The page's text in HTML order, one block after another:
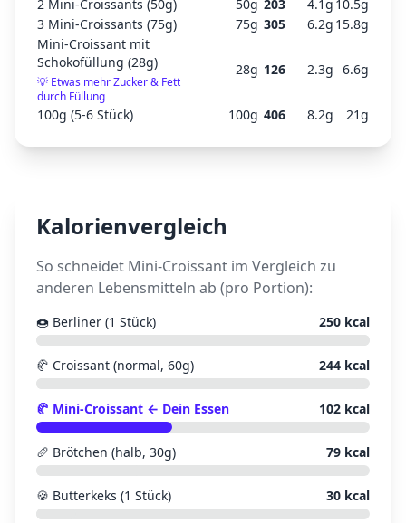
2 Mini-Croissants (50g) 50g 203 4.1 g 10.5g
3 Mini-Croissants (75g)
75g 305 6.2g 15.8g
Mini-Croissant mit
Schokofüllung (28g)
💡 Etwas mehr Zucker & Fett
durch Füllung
28g 126 2.3g 6.6g
100g (5-6 Stück) 100g 406 8.2g 21g
Kalorienvergleich
So schneidet Mini-Croissant im Vergleich zu
anderen Lebensmitteln ab (pro Portion):
🍩 Berliner (1 Stück) 250 kcal
🥐 Croissant (normal, 60g) 244 kcal
🥐 Mini-Croissant ← Dein Essen 102 kcal
🥖 Brötchen (halb, 30g) 79 kcal
🍪 Butterkeks (1 Stück) 30 kcal